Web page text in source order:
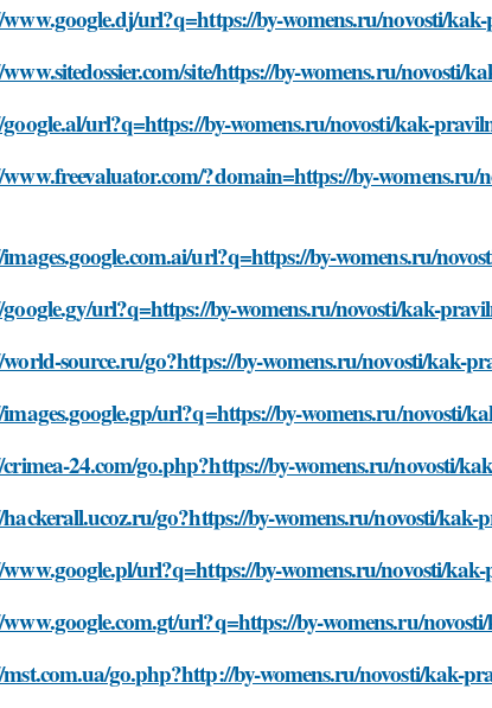
url?q=https://by-womens.ru/novosti/
site/https://by-womens.ru/
url?q=https://by-womens.ru/novosti/kak-
?domain=https://by-
url?q=https://by-womens.ru/
url?q=https://by-womens.ru/novosti/kak-
source.ru/go?https://by-womens.ru/novosti/kak-
url?q=https://by-womens.ru/novosti/
24.com/go.php?https://by-womens.ru/novosti/
go?https://by-womens.ru/novosti/
url?q=https://by-womens.ru/novosti/
url?q=https://by-womens.ru/
go.php?http://by-womens.ru/novosti/kak-